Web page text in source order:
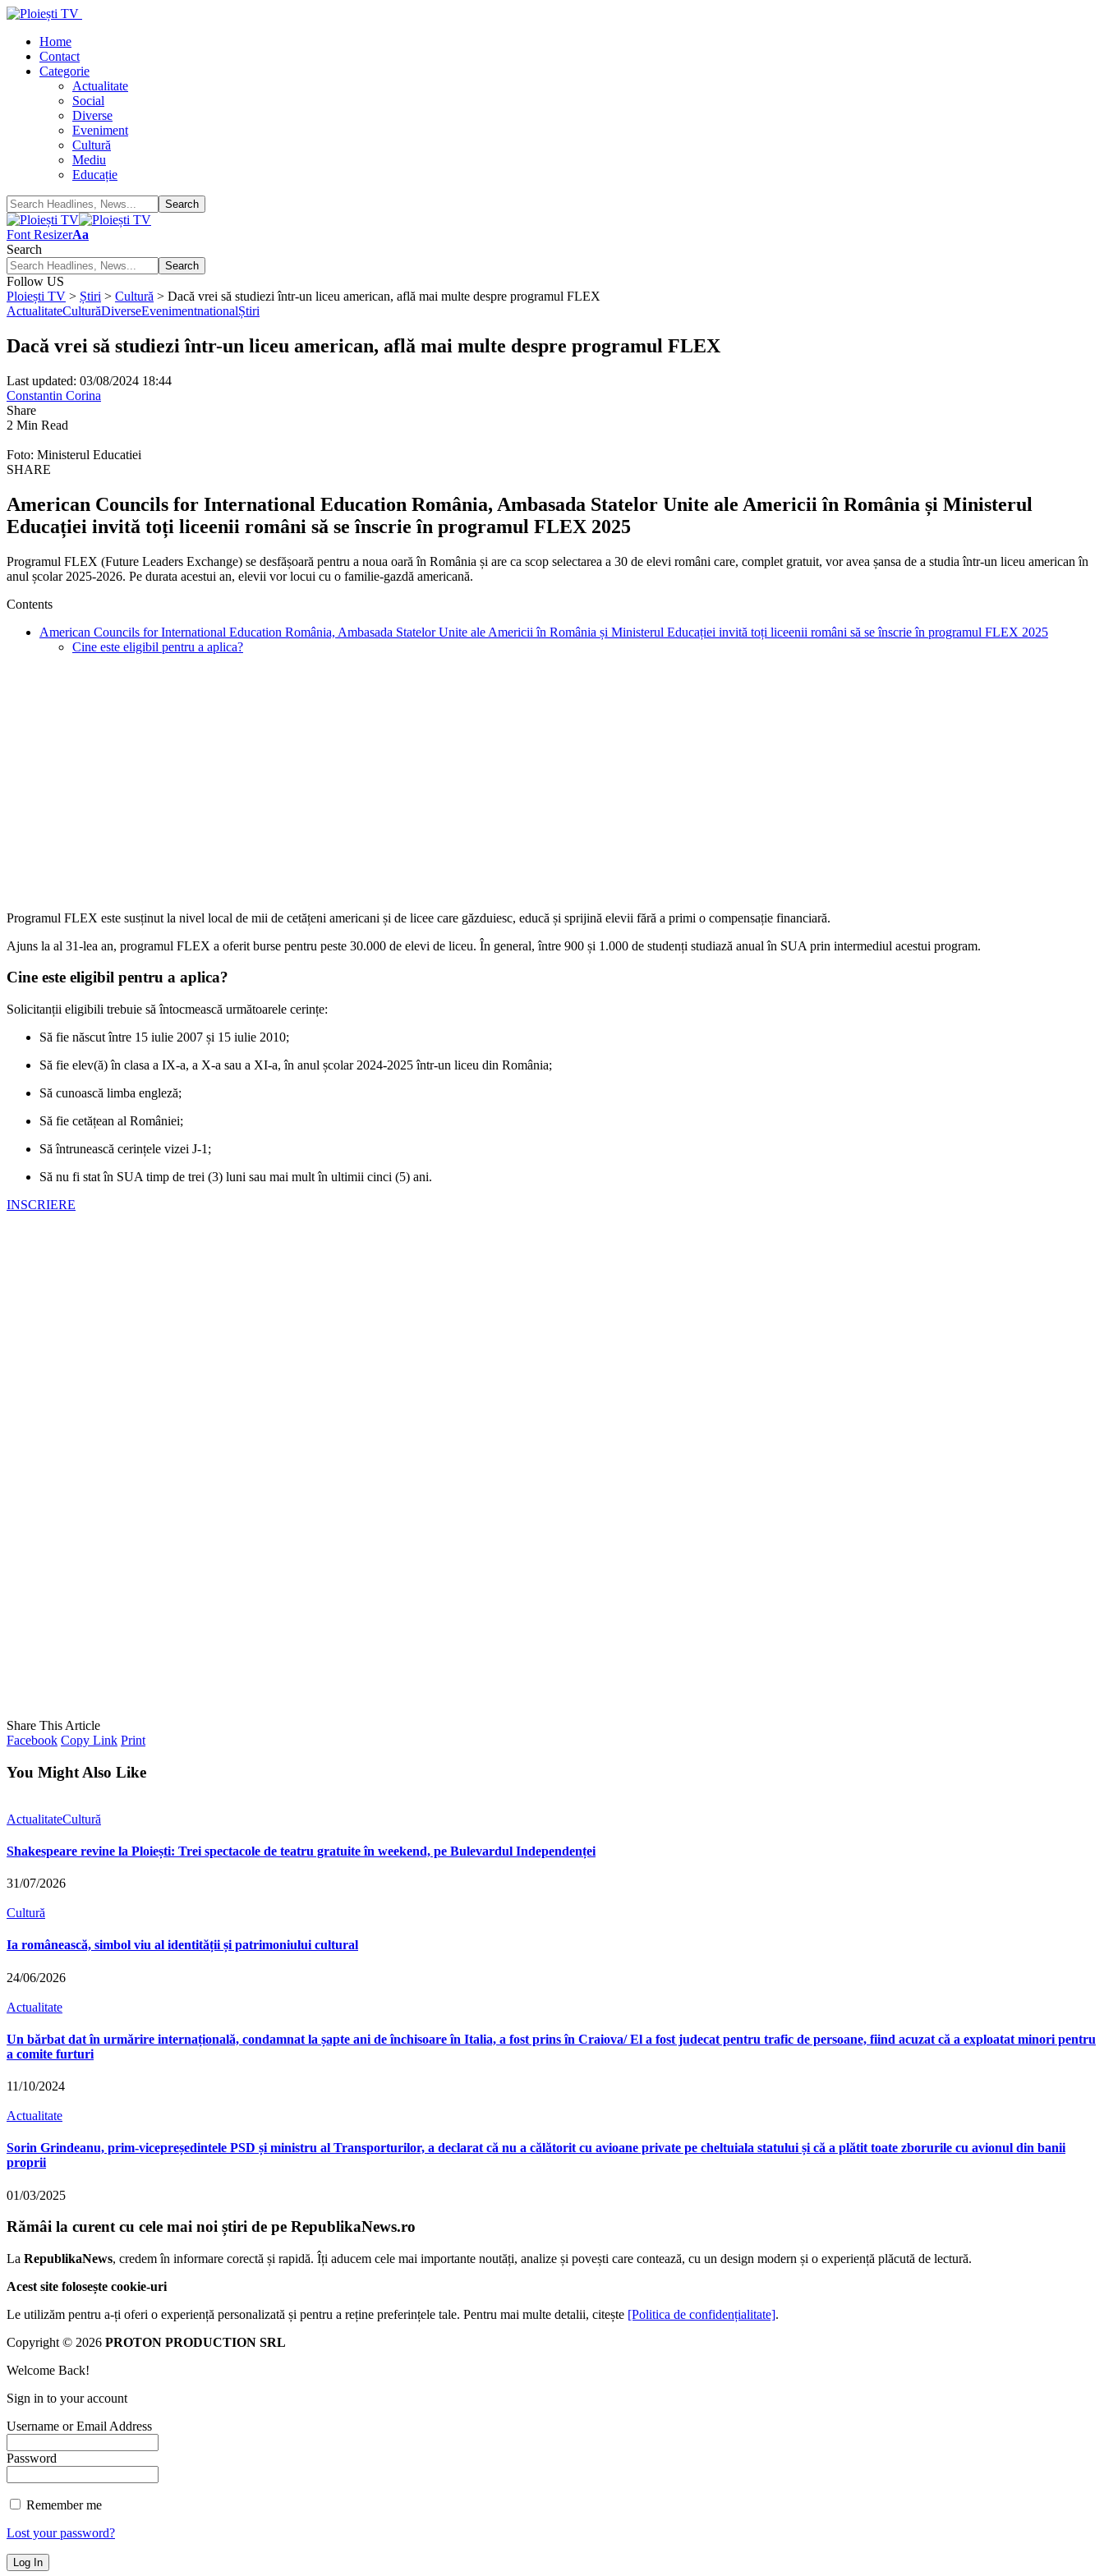
Home
Contact
Categorie
Actualitate
Social
Diverse
Eveniment
Cultură
Mediu
Educație
Font ResizerAa
Search
Follow US
Ploiești TV > Știri > Cultură > Dacă vrei să studiezi într-un liceu american, află mai multe despre programul FLEX
ActualitateCulturăDiverseEvenimentnationalȘtiri
Dacă vrei să studiezi într-un liceu american, află mai multe despre programul FLEX
Last updated: 03/08/2024 18:44
Constantin Corina
Share
2 Min Read
Foto: Ministerul Educatiei
SHARE
American Councils for International Education România, Ambasada Statelor Unite ale Americii în România și Ministerul
Educației invită toți liceenii români să se înscrie în programul FLEX 2025
Programul FLEX (Future Leaders Exchange) se desfășoară pentru a noua oară în România și are ca scop selectarea a 30 de elevi români care, complet gratuit, vor avea șansa de a studia într-un liceu american în
anul școlar 2025-2026. Pe durata acestui an, elevii vor locui cu o familie-gazdă americană.
Contents
American Councils for International Education România, Ambasada Statelor Unite ale Americii în România și Ministerul Educației invită toți liceenii români să se înscrie în programul FLEX 2025
Cine este eligibil pentru a aplica?
Programul FLEX este susținut la nivel local de mii de cetățeni americani și de licee care găzduiesc, educă și sprijină elevii fără a primi o compensație financiară.
Ajuns la al 31-lea an, programul FLEX a oferit burse pentru peste 30.000 de elevi de liceu. În general, între 900 și 1.000 de studenți studiază anual în SUA prin intermediul acestui program.
Cine este eligibil pentru a aplica?
Solicitanții eligibili trebuie să întocmească următoarele cerințe:
Să fie născut între 15 iulie 2007 și 15 iulie 2010;
Să fie elev(ă) în clasa a IX-a, a X-a sau a XI-a, în anul școlar 2024-2025 într-un liceu din România;
Să cunoască limba engleză;
Să fie cetățean al României;
Să întrunească cerințele vizei J-1;
Să nu fi stat în SUA timp de trei (3) luni sau mai mult în ultimii cinci (5) ani.
INSCRIERE
Share This Article
Facebook Copy Link Print
You Might Also Like
ActualitateCultură
Shakespeare revine la Ploiești: Trei spectacole de teatru gratuite în weekend, pe Bulevardul Independenței
31/07/2026
Cultură
Ia românească, simbol viu al identității și patrimoniului cultural
24/06/2026
Actualitate
Un bărbat dat în urmărire internațională, condamnat la șapte ani de închisoare în Italia, a fost prins în Craiova/ El a fost judecat pentru trafic de persoane, fiind acuzat că a exploatat minori pentru
a comite furturi
11/10/2024
Actualitate
Sorin Grindeanu, prim-vicepreședintele PSD și ministru al Transporturilor, a declarat că nu a călătorit cu avioane private pe cheltuiala statului și că a plătit toate zborurile cu avionul din banii
proprii
01/03/2025
Rămâi la curent cu cele mai noi știri de pe RepublikaNews.ro
La RepublikaNews, credem în informare corectă și rapidă. Îți aducem cele mai importante noutăți, analize și povești care contează, cu un design modern și o experiență plăcută de lectură.
Acest site folosește cookie-uri
Le utilizăm pentru a-ți oferi o experiență personalizată și pentru a reține preferințele tale. Pentru mai multe detalii, citește [Politica de confidențialitate].
Copyright © 2026 PROTON PRODUCTION SRL
Welcome Back!
Sign in to your account
Username or Email Address
Password
Remember me
Lost your password?